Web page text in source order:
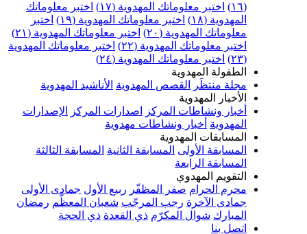
اختبر معلوماتك المهدوية (١٧)
اختبر معلوماتك
اختبر معلوماتك المهدوية (١٩)
اختبر
المهدوية (٢٠)
اختبر معلوماتك المهدوية (٢١)
معلوماتك المهدوية (٢٢)
اختبر معلوماتك المهدوية
اختبر معلوماتك المهدوية (٢٤)
المهدوية
منتظَر
القصص المهدوية الأناشيد المهدوية
المهدوية
ونشاطات المركز اصدارات المركز الإصدارات
أخبار ونشاطات مهدوية
المهدوية
الأولى المسابقة الثانية المسابقة الثالثة
الرابعة
المهدوي
الحرام
صفر المظفّر ربيع الأول جمادى الأولى
رجب المرجّب شعبان المعظّم رمضان
شوال المكرّم ذي القعدة ذي الحجة